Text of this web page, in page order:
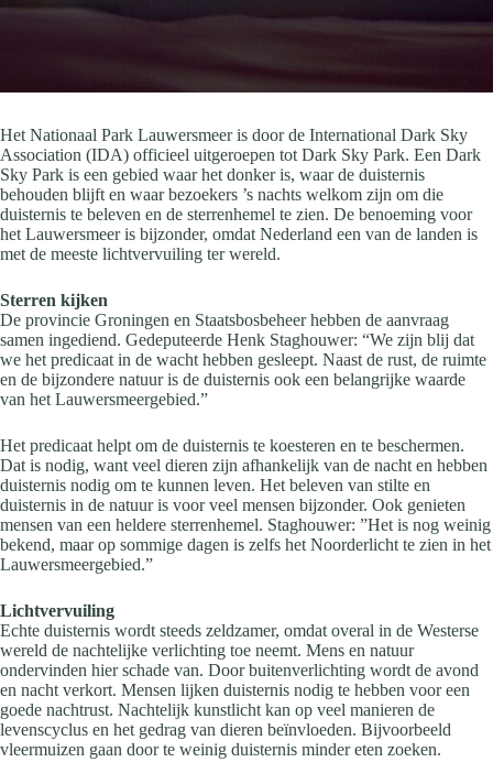
Het Nationaal Park Lauwersmeer is door de International Dark Sky
Association (IDA) officieel uitgeroepen tot Dark Sky Park. Een Dark
Sky Park is een gebied waar het donker is, waar de duisternis
behouden blijft en waar bezoekers ’s nachts welkom zijn om die
duisternis te beleven en de sterrenhemel te zien. De benoeming voor
het Lauwersmeer is bijzonder, omdat Nederland een van de landen is
met de meeste lichtvervuiling ter wereld.
Sterren kijken
De provincie Groningen en Staatsbosbeheer hebben de aanvraag
samen ingediend. Gedeputeerde Henk Staghouwer: “We zijn blij dat
we het predicaat in de wacht hebben gesleept. Naast de rust, de ruimte
en de bijzondere natuur is de duisternis ook een belangrijke waarde
van het Lauwersmeergebied.”
Het predicaat helpt om de duisternis te koesteren en te beschermen.
Dat is nodig, want veel dieren zijn afhankelijk van de nacht en hebben
duisternis nodig om te kunnen leven. Het beleven van stilte en
duisternis in de natuur is voor veel mensen bijzonder. Ook genieten
mensen van een heldere sterrenhemel. Staghouwer: ”Het is nog weinig
bekend, maar op sommige dagen is zelfs het Noorderlicht te zien in het
Lauwersmeergebied.”
Lichtvervuiling
Echte duisternis wordt steeds zeldzamer, omdat overal in de Westerse
wereld de nachtelijke verlichting toe neemt. Mens en natuur
ondervinden hier schade van. Door buitenverlichting wordt de avond
en nacht verkort. Mensen lijken duisternis nodig te hebben voor een
goede nachtrust. Nachtelijk kunstlicht kan op veel manieren de
levenscyclus en het gedrag van dieren beïnvloeden. Bijvoorbeeld
vleermuizen gaan door te weinig duisternis minder eten zoeken.